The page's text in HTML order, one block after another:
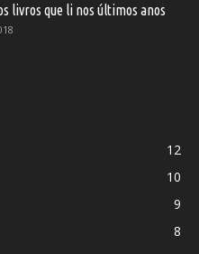
livros que li nos últimos anos
12
10
9
8